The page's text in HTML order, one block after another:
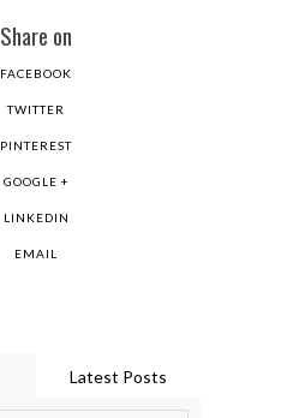
Share on
FACEBOOK
TWITTER
PINTEREST
GOOGLE +
LINKEDIN
EMAIL
Latest Posts